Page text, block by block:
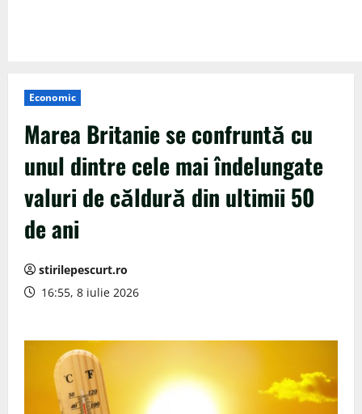
Economic
Marea Britanie se confruntă cu
unul dintre cele mai îndelungate
valuri de căldură din ultimii 50
de ani
stirilepescurt.ro
16:55, 8 iulie 2026